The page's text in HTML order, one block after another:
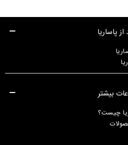
پاساریا
بیشتر
چیست؟